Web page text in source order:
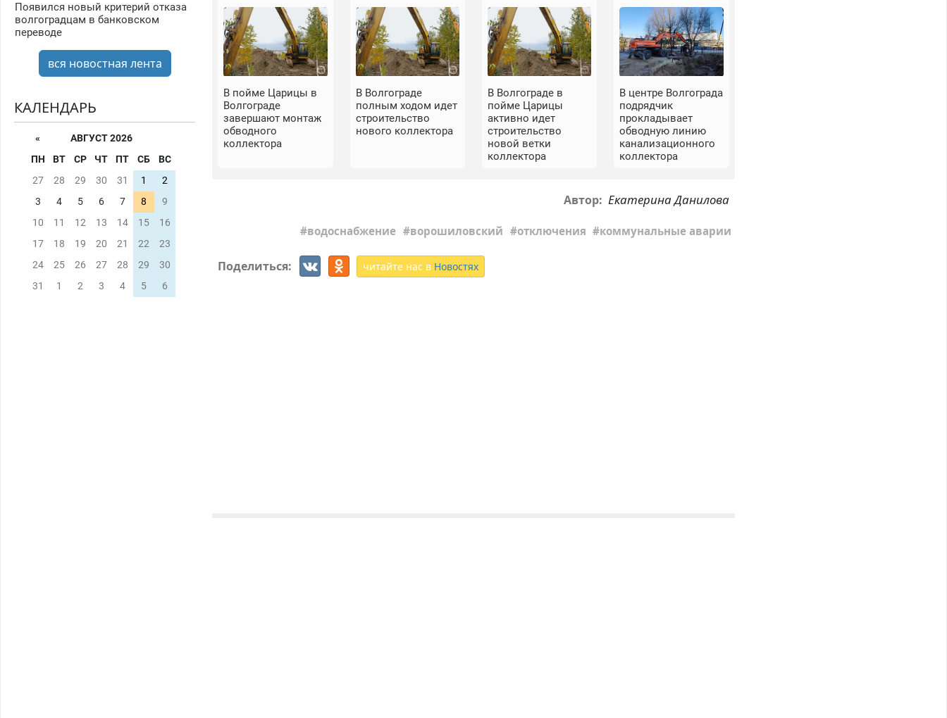
В пойме Царицы в
Волгограде
завершают монтаж
обводного
коллектора
В Волгограде
полным ходом идет
строительство
нового коллектора
В Волгограде в
пойме Царицы
активно идет
строительство
новой ветки
коллектора
В центре Волгограда
подрядчик
прокладывает
обводную линию
канализационного
коллектора
Автор: Екатерина Данилова
водоснабжение ворошиловский отключения коммунальные аварии
Поделиться: читайте нас в Новостях
Появился новый критерий отказа
волгоградцам в банковском
переводе
вся новостная лента
КАЛЕНДАРЬ
«
АВГУСТ 2026
ПН
ВТ СР ЧТ ПТ СБ
ВС
27
28 29 30 31 1
2
3
4 5 6 7 8
9
10
11 12 13 14 15
16
17
18 19 20 21 22
23
24
25 26 27 28 29
30
31
1 2 3 4 5 6